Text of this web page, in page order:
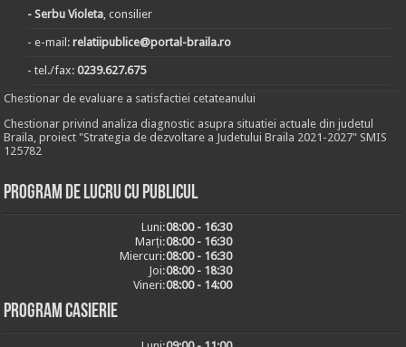
- Serbu Violeta, consilier
- e-mail:relatiipublice@portal-braila.ro
- tel./fax:0239.627.675
Chestionar de evaluare a satisfactiei cetateanului
Chestionar privind analiza diagnostic asupra situatiei actuale din judetul
Braila, proiect "Strategia de dezvoltare a Judetului Braila 2021-2027" SMIS
125782
Program de lucru cu publicul
Luni:08:00 - 16:30
Marți:08:00 - 16:30
Miercuri:08:00 - 16:30
Joi:08:00 - 18:30
Vineri:08:00 - 14:00
Program casierie